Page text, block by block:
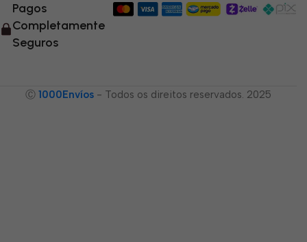
Pagos
Completamente
Seguros
Ⓒ 1000Envíos - Todos os direitos reservados. 2025